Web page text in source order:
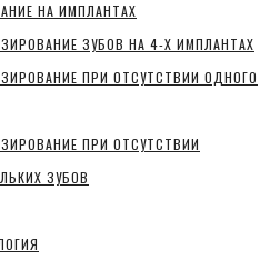
НА ИМПЛАНТАХ
ЗУБОВ НА 4-Х ИМПЛАНТАХ
ПРИ ОТСУТСТВИИ ОДНОГО
ПРИ ОТСУТСТВИИ
ЗУБОВ